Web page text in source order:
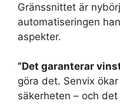
Gränssnittet är
automatiseringen
aspekter.
”Det garanterar
göra det. Senvix
säkerheten – och